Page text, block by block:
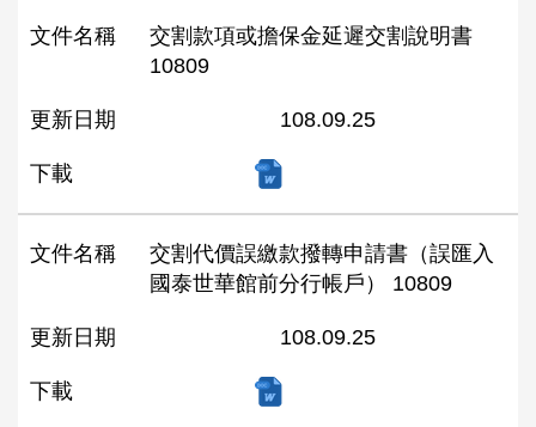
文件名稱
交割款項或擔保金延遲交割說明書
10809
更新日期 108.09.25
下載
文件名稱
交割代價誤繳款撥轉申請書（誤匯入
國泰世華館前分行帳戶） 10809
更新日期 108.09.25
下載